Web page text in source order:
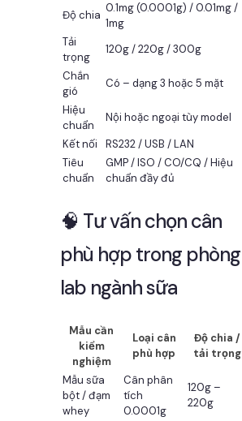
Độ chia
0.1mg (0.0001g) / 0.01mg /
1mg
Tải
trọng
120g / 220g / 300g
Chắn
gió
Có – dạng 3 hoặc 5 mặt
Hiệu
chuẩn
Nội hoặc ngoại tùy model
Kết nối
RS232 / USB / LAN
Tiêu
chuẩn
GMP / ISO / CO/CQ / Hiệu
chuẩn đầy đủ
🧠 Tư vấn chọn cân
phù hợp trong phòng
lab ngành sữa
Mẫu cần
kiểm
nghiệm
Loại cân
phù hợp
Độ chia /
tải trọng
Mẫu sữa
bột / đạm
whey
Cân phân
tích
0.0001g
120g –
220g